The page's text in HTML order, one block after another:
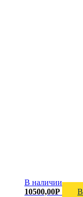
В наличии
10500,00Р
В